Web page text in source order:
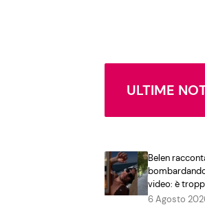
ULTIME
Belen
video: è
6 Agosto